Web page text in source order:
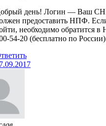
день! Логин — Ваш
предоставить НПФ.
необходимо обратится
54-20 (бесплатно по